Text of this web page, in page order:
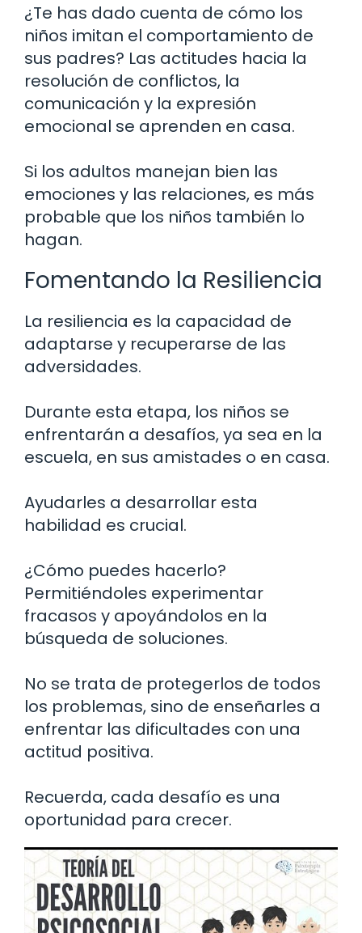
¿Te has dado cuenta de cómo los
niños imitan el comportamiento de
sus padres? Las actitudes hacia la
resolución de conflictos, la
comunicación y la expresión
emocional se aprenden en casa.
Si los adultos manejan bien las
emociones y las relaciones, es más
probable que los niños también lo
hagan.
Fomentando la Resiliencia
La resiliencia es la capacidad de
adaptarse y recuperarse de las
adversidades.
Durante esta etapa, los niños se
enfrentarán a desafíos, ya sea en la
escuela, en sus amistades o en casa.
Ayudarles a desarrollar esta
habilidad es crucial.
¿Cómo puedes hacerlo?
Permitiéndoles experimentar
fracasos y apoyándolos en la
búsqueda de soluciones.
No se trata de protegerlos de todos
los problemas, sino de enseñarles a
enfrentar las dificultades con una
actitud positiva.
Recuerda, cada desafío es una
oportunidad para crecer.